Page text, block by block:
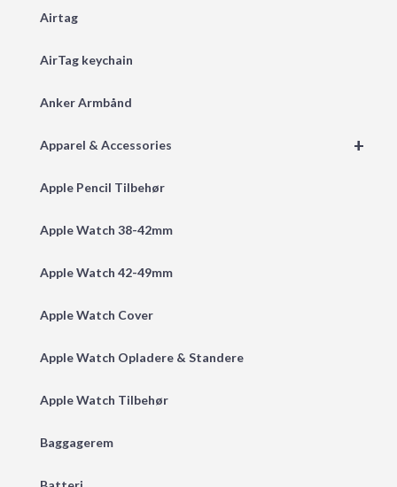
Airtag
AirTag keychain
Anker Armbånd
+
Apparel & Accessories
Apple Pencil Tilbehør
Apple Watch 38-42mm
Apple Watch 42-49mm
Apple Watch Cover
Apple Watch Opladere & Standere
Apple Watch Tilbehør
Baggagerem